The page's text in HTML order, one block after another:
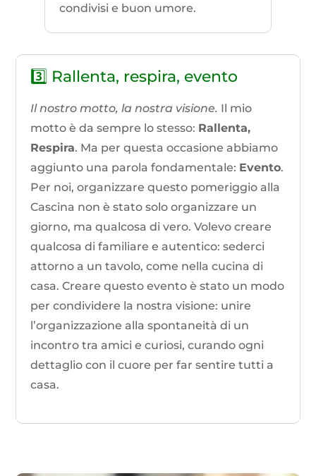
condivisi e buon umore.
3️⃣ Rallenta, respira, evento
Il nostro motto, la nostra visione. Il mio
motto è da sempre lo stesso: Rallenta,
Respira. Ma per questa occasione abbiamo
aggiunto una parola fondamentale: Evento.
Per noi, organizzare questo pomeriggio alla
Cascina non è stato solo organizzare un
giorno, ma qualcosa di vero. Volevo creare
qualcosa di familiare e autentico: sederci
attorno a un tavolo, come nella cucina di
casa. Creare questo evento è stato un modo
per condividere la nostra visione: unire
l’organizzazione alla spontaneità di un
incontro tra amici e curiosi, curando ogni
dettaglio con il cuore per far sentire tutti a
casa.